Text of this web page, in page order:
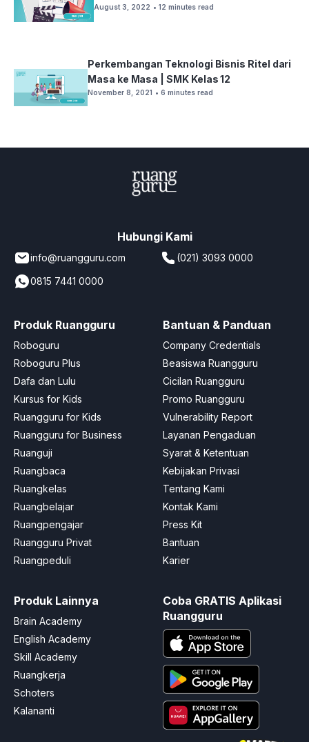
August 3, 2022 • 12 minutes read
Perkembangan Teknologi Bisnis Ritel dari
Masa ke Masa | SMK Kelas 12
November 8, 2021 • 6 minutes read
Hubungi Kami
info@ruangguru.com
(021) 3093 0000
0815 7441 0000
Produk Ruangguru
Roboguru
Roboguru Plus
Dafa dan Lulu
Kursus for Kids
Ruangguru for Kids
Ruangguru for Business
Ruanguji
Ruangbaca
Ruangkelas
Ruangbelajar
Ruangpengajar
Ruangguru Privat
Ruangpeduli
Bantuan & Panduan
Company Credentials
Beasiswa Ruangguru
Cicilan Ruangguru
Promo Ruangguru
Vulnerability Report
Layanan Pengaduan
Syarat & Ketentuan
Kebijakan Privasi
Tentang Kami
Kontak Kami
Press Kit
Bantuan
Karier
Produk Lainnya
Brain Academy
English Academy
Skill Academy
Ruangkerja
Schoters
Kalananti
Coba GRATIS Aplikasi
Ruangguru